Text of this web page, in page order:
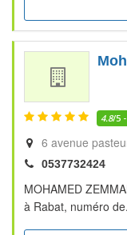
4.8/5 -
6 avenue
0537732424
MOHAMED
à Rabat, numéro